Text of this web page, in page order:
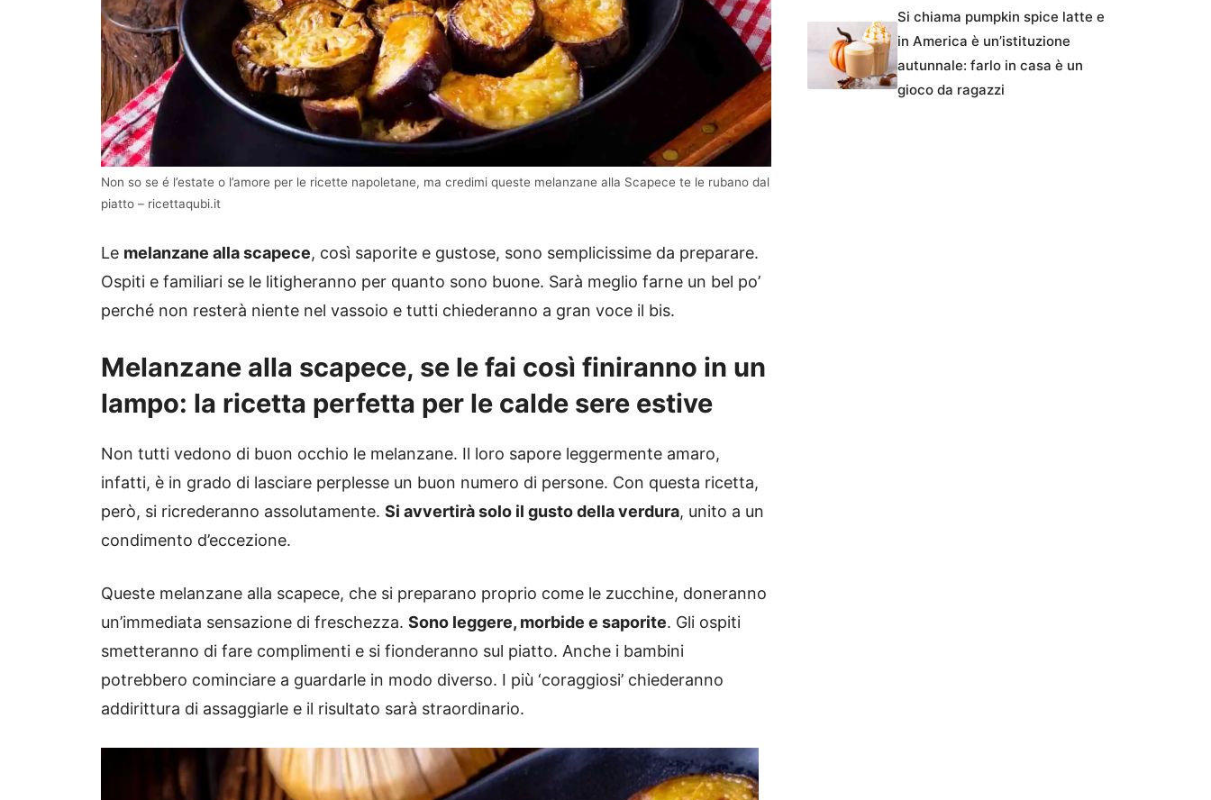
Non so se é l’estate o l’amore per le ricette napoletane, ma credimi queste melanzane alla Scapece te le rubano dal
piatto – ricettaqubi.it
Le melanzane alla scapece, così saporite e gustose, sono semplicissime da preparare.
Ospiti e familiari se le litigheranno per quanto sono buone. Sarà meglio farne un bel po’
perché non resterà niente nel vassoio e tutti chiederanno a gran voce il bis.
Melanzane alla scapece, se le fai così finiranno in un
lampo: la ricetta perfetta per le calde sere estive
Non tutti vedono di buon occhio le melanzane. Il loro sapore leggermente amaro,
infatti, è in grado di lasciare perplesse un buon numero di persone. Con questa ricetta,
però, si ricrederanno assolutamente. Si avvertirà solo il gusto della verdura, unito a un
condimento d’eccezione.
Queste melanzane alla scapece, che si preparano proprio come le zucchine, doneranno
un’immediata sensazione di freschezza. Sono leggere, morbide e saporite. Gli ospiti
smetteranno di fare complimenti e si fionderanno sul piatto. Anche i bambini
potrebbero cominciare a guardarle in modo diverso. I più ‘coraggiosi’ chiederanno
addirittura di assaggiarle e il risultato sarà straordinario.
Si chiama pumpkin spice latte e
in America è un’istituzione
autunnale: farlo in casa è un
gioco da ragazzi